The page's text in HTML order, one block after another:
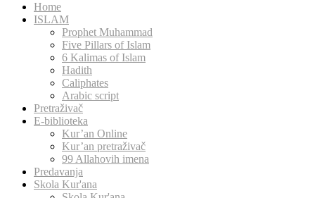
Home
ISLAM
Prophet Muhammad
Five Pillars of Islam
6 Kalimas of Islam
Hadith
Caliphates
Arabic script
Pretraživač
E-biblioteka
Kur’an Online
Kur’an pretraživač
99 Allahovih imena
Predavanja
Skola Kur'ana